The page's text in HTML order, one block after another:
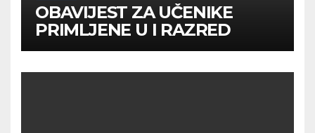
OBAVIJEST ZA UČENIKE
PRIMLJENE U I RAZRED